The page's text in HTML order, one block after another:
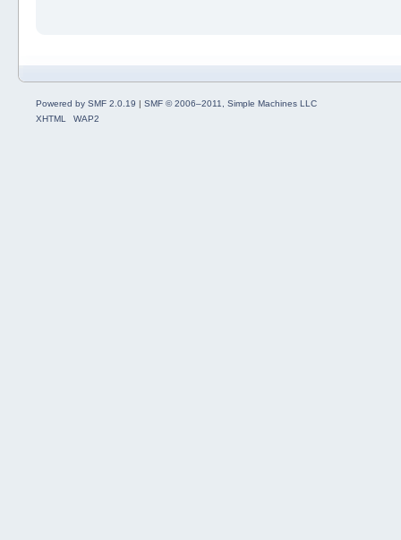
Powered by SMF 2.0.19 | SMF © 2006–2011, Simple Machines LLC
XHTML
WAP2